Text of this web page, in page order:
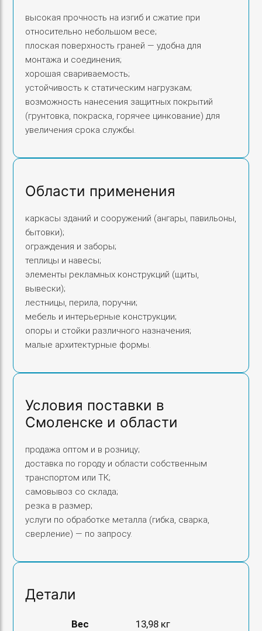
высокая прочность на изгиб и сжатие при
относительно небольшом весе;
плоская поверхность граней — удобна для
монтажа и соединения;
хорошая свариваемость;
устойчивость к статическим нагрузкам;
возможность нанесения защитных покрытий
(грунтовка, покраска, горячее цинкование) для
увеличения срока службы.
Области применения
каркасы зданий и сооружений (ангары, павильоны,
бытовки);
ограждения и заборы;
теплицы и навесы;
элементы рекламных конструкций (щиты,
вывески);
лестницы, перила, поручни;
мебель и интерьерные конструкции;
опоры и стойки различного назначения;
малые архитектурные формы.
Условия поставки в
Смоленске и области
продажа оптом и в розницу;
доставка по городу и области собственным
транспортом или ТК;
самовывоз со склада;
резка в размер;
услуги по обработке металла (гибка, сварка,
сверление) — по запросу.
Детали
Вес
13,98 кг